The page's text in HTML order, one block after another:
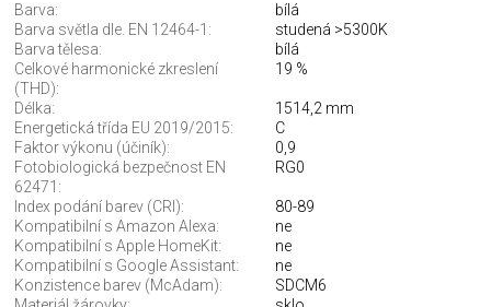
Barva:
bílá
Barva světla dle. EN 12464-1:
studená >5300K
Barva tělesa:
bílá
Celkové harmonické zkreslení
(THD):
19 %
Délka:
1514,2 mm
Energetická třída EU 2019/2015:
C
Faktor výkonu (účiník):
0,9
Fotobiologická bezpečnost EN
62471:
RG0
Index podání barev (CRI):
80-89
Kompatibilní s Amazon Alexa:
ne
Kompatibilní s Apple HomeKit:
ne
Kompatibilní s Google Assistant:
ne
Konzistence barev (McAdam):
SDCM6